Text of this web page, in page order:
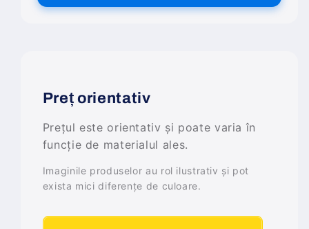
Preț orientativ
Prețul este orientativ și poate varia în
funcție de materialul ales.
Imaginile produselor au rol ilustrativ și pot
exista mici diferențe de culoare.